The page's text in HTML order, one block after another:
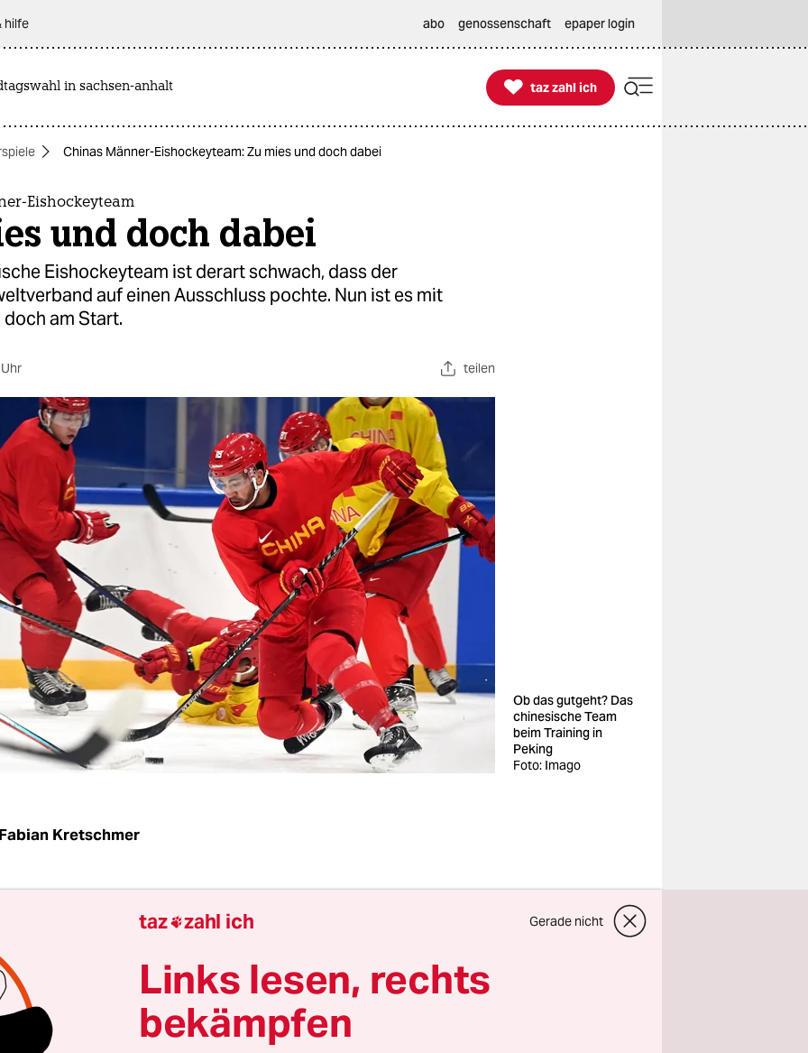
hilfe abo genossenschaft epaper login
in sachsen-anhalt 
taz zahl ich
taz zahl ich
Chinas Männer-Eishockeyteam: Zu mies und doch dabei
Eishockeyteam
und doch dabei
Eishockeyteam ist derart schwach, dass der
auf einen Ausschluss pochte. Nun ist es mit
am Start.
teilen
Ob das gutgeht? Das
chinesische Team
beim Training in
Peking
Foto: Imago
Fabian Kretschmer
Dezember, keine zwei Monate vor
Spiele
, hat die internationale Eishockey-Föderation (IIHF)
Gerüchte endgültig beiseite geräumt: Chinas
werde auf jeden Fall in Peking antreten dürfen,
nach einem zweitägigen Treffen in Zürich. Ob dies
chinesischen Athleten ein Grund zur Freude ist, bleibt
taz zahl ich Gerade nicht
Links lesen, rechts
bekämpfen